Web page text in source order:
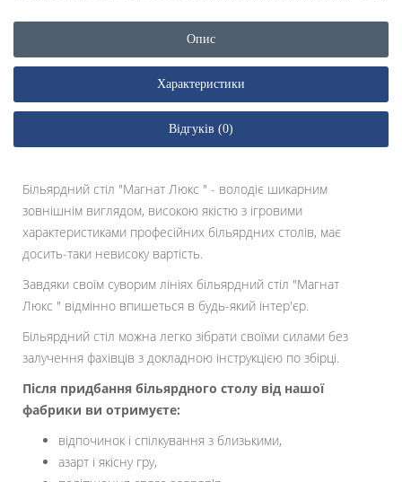
Опис
Характеристики
Відгуків (0)
Більярдний стіл "Магнат Люкс " - володіє шикарним
зовнішнім виглядом, високою якістю з ігровими
характеристиками професійних більярдних столів, має
досить-таки невисоку вартість.
Завдяки своїм суворим лініях більярдний стіл "Магнат
Люкс " відмінно впишеться в будь-який інтер'єр.
Більярдний стіл можна легко зібрати своїми силами без
залучення фахівців з докладною інструкцією по збірці.
Після придбання більярдного столу від нашої
фабрики ви отримуєте:
відпочинок і спілкування з близькими,
азарт і якісну гру,